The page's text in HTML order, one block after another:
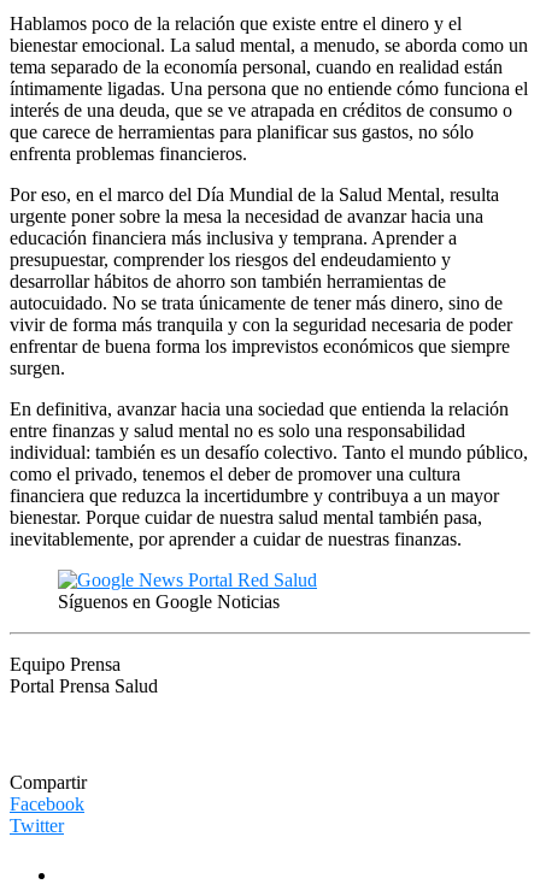
Hablamos poco de la relación que existe entre el dinero y el
bienestar emocional. La salud mental, a menudo, se aborda como un
tema separado de la economía personal, cuando en realidad están
íntimamente ligadas. Una persona que no entiende cómo funciona el
interés de una deuda, que se ve atrapada en créditos de consumo o
que carece de herramientas para planificar sus gastos, no sólo
enfrenta problemas financieros.
Por eso, en el marco del Día Mundial de la Salud Mental, resulta
urgente poner sobre la mesa la necesidad de avanzar hacia una
educación financiera más inclusiva y temprana. Aprender a
presupuestar, comprender los riesgos del endeudamiento y
desarrollar hábitos de ahorro son también herramientas de
autocuidado. No se trata únicamente de tener más dinero, sino de
vivir de forma más tranquila y con la seguridad necesaria de poder
enfrentar de buena forma los imprevistos económicos que siempre
surgen.
En definitiva, avanzar hacia una sociedad que entienda la relación
entre finanzas y salud mental no es solo una responsabilidad
individual: también es un desafío colectivo. Tanto el mundo público,
como el privado, tenemos el deber de promover una cultura
financiera que reduzca la incertidumbre y contribuya a un mayor
bienestar. Porque cuidar de nuestra salud mental también pasa,
inevitablemente, por aprender a cuidar de nuestras finanzas.
Síguenos en Google Noticias
Equipo Prensa
Portal Prensa Salud
Compartir
Facebook
Twitter